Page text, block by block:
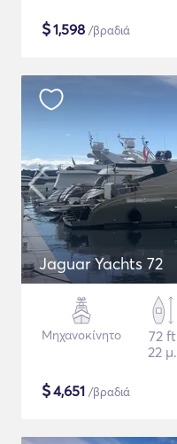
$1,598 /βραδιά
Jaguar Yachts 72
Μηχανοκίνητο
72 ft
22 μ.
$4,651 /βραδιά